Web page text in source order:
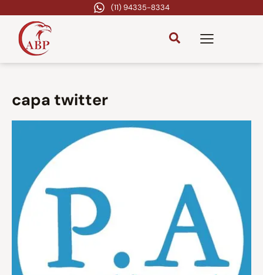
(11) 94335-8334
capa twitter